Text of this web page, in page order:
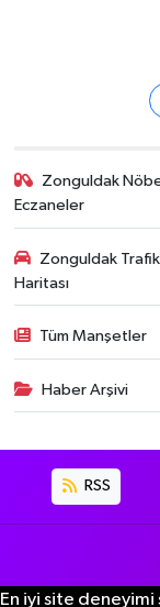
Zonguldak
Eczaneler
Zonguldak
Haritası
Tüm Manşetler
Haber Arşivi
RSS
En iyi site